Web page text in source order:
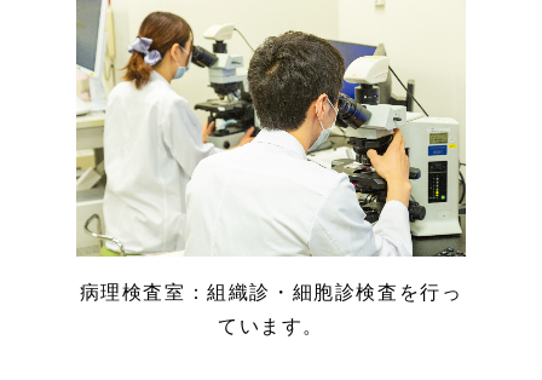
病理検査室：組織診・細胞診検査を行っ
ています。